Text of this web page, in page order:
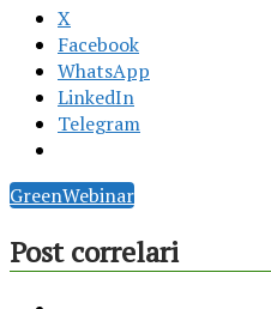
X
Facebook
WhatsApp
LinkedIn
Telegram
GreenWebinar
Post correlari